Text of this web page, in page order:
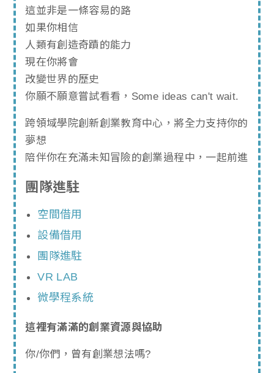
這並非是一條容易的路
如果你相信
人類有創造奇蹟的能力
現在你將會
改變世界的歷史
你願不願意嘗試看看，Some ideas can't wait.
跨領域學院創新創業教育中心，將全力支持你的
夢想
陪伴你在充滿未知冒險的創業過程中，一起前進
團隊進駐
空間借用
設備借用
團隊進駐
VR LAB
微學程系統
這裡有滿滿的創業資源與協助
你/你們，曾有創業想法嗎?